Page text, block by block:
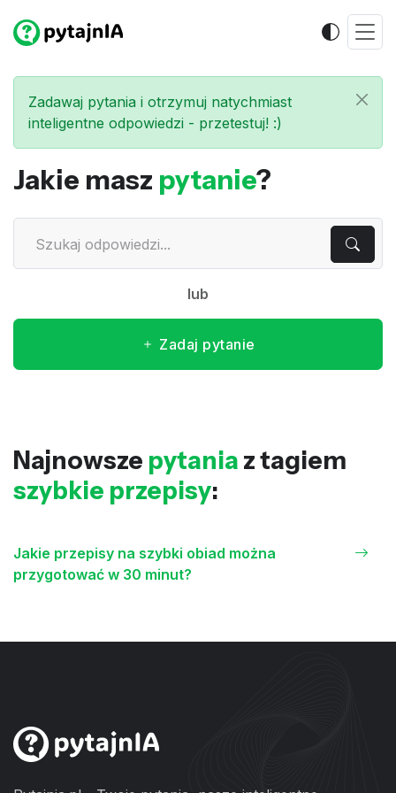
Zadawaj pytania i otrzymuj natychmiast
inteligentne odpowiedzi - przetestuj! :)
Jakie masz pytanie?
lub
Zadaj pytanie
Najnowsze pytania z tagiem
szybkie przepisy:
Jakie przepisy na szybki obiad można
przygotować w 30 minut?